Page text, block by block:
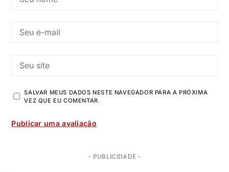
SALVAR MEUS DADOS NESTE NAVEGADOR PARA A PRÓXIMA
VEZ QUE EU COMENTAR.
- PUBLICIDADE -